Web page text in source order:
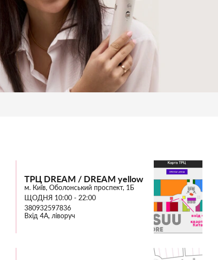
ТРЦ DREAM / DREAM yellow
м. Київ, Оболонський проспект, 1Б
ЩОДНЯ 10:00 - 22:00
380932597836
Вхід 4А, ліворуч